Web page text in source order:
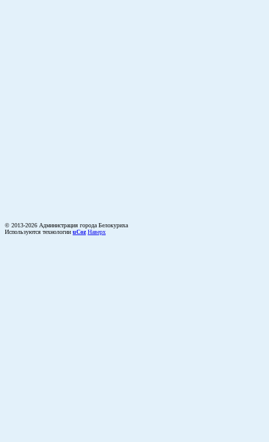
© 2013-2026 Администрация города Белокуриха
Используются технологии uCoz Наверх